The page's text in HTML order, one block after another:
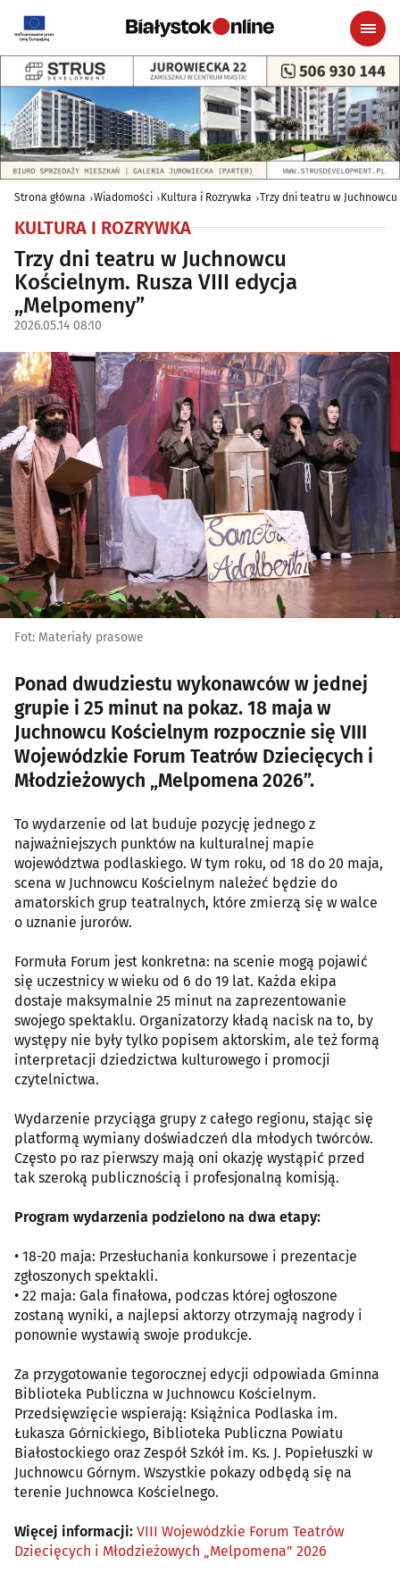
Strona główna Wiadomości Kultura i Rozrywka Trzy dni teatru w
KULTURA I ROZRYWKA
Trzy dni teatru w Juchnowcu
Kościelnym. Rusza VIII edycja
„Melpomeny”
2026.05.14 08:10
Fot: Materiały prasowe
Ponad dwudziestu wykonawców w jednej
grupie i 25 minut na pokaz. 18 maja w
Juchnowcu Kościelnym rozpocznie się VIII
Wojewódzkie Forum Teatrów Dziecięcych i
Młodzieżowych „Melpomena 2026”.
To wydarzenie od lat buduje pozycję jednego z
najważniejszych punktów na kulturalnej mapie
województwa podlaskiego. W tym roku, od 18 do 20 maja,
scena w Juchnowcu Kościelnym należeć będzie do
amatorskich grup teatralnych, które zmierzą się w walce
o uznanie jurorów.
Formuła Forum jest konkretna: na scenie mogą pojawić
się uczestnicy w wieku od 6 do 19 lat. Każda ekipa
dostaje maksymalnie 25 minut na zaprezentowanie
swojego spektaklu. Organizatorzy kładą nacisk na to, by
występy nie były tylko popisem aktorskim, ale też formą
interpretacji dziedzictwa kulturowego i promocji
czytelnictwa.
Wydarzenie przyciąga grupy z całego regionu, stając się
platformą wymiany doświadczeń dla młodych twórców.
Często po raz pierwszy mają oni okazję wystąpić przed
tak szeroką publicznością i profesjonalną komisją.
Program wydarzenia podzielono na dwa etapy:
• 18-20 maja: Przesłuchania konkursowe i prezentacje
zgłoszonych spektakli.
• 22 maja: Gala finałowa, podczas której ogłoszone
zostaną wyniki, a najlepsi aktorzy otrzymają nagrody i
ponownie wystawią swoje produkcje.
Za przygotowanie tegorocznej edycji odpowiada Gminna
Biblioteka Publiczna w Juchnowcu Kościelnym.
Przedsięwzięcie wspierają: Książnica Podlaska im.
Łukasza Górnickiego, Biblioteka Publiczna Powiatu
Białostockiego oraz Zespół Szkół im. Ks. J. Popiełuszki w
Juchnowcu Górnym. Wszystkie pokazy odbędą się na
terenie Juchnowca Kościelnego.
Więcej informacji: VIII Wojewódzkie Forum Teatrów
Dziecięcych i Młodzieżowych „Melpomena” 2026